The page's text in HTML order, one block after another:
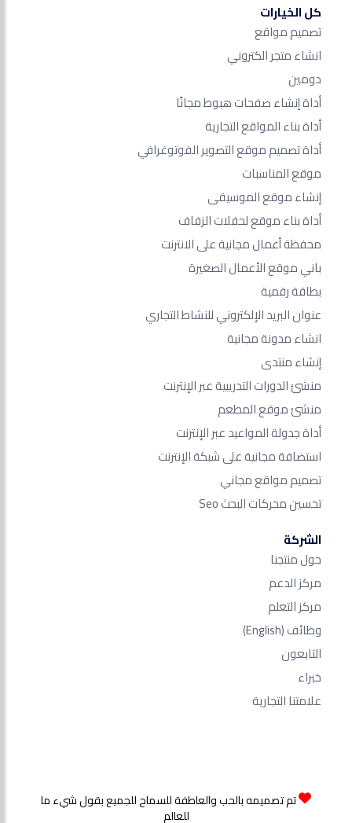
كل الخيارات
تصميم مواقع
انشاء متجر الكتروني
دومين
أداة إنشاء صفحات هبوط مجانًا
أداة بناء المواقع التجارية
أداة تصميم موقع التصوير الفوتوغرافي
موقع المناسبات
إنشاء موقع الموسيقى
أداة بناء موقع لحفلات الزفاف
محفظة أعمال مجانية على الانترنت
باني موقع الأعمال الصغيرة
بطاقة رقمية
عنوان البريد الإلكتروني للنشاط التجاري
انشاء مدونة مجانية
إنشاء منتدى
منشئ الدورات التدريبية عبر الإنترنت
منشئ موقع المطعم
أداة جدولة المواعيد عبر الإنترنت
استضافة مجانية على شبكة الإنترنت
تصميم مواقع مجاني
تحسين محركات البحث Seo​
الشركة
حول منتجنا
مركز الدعم
مركز التعلم
وظائف(English)
التابعون
خبراء
علامتنا التجارية
تم تصميمه بالحب والعاطفة للسماح للجميع بقول شيء ما
للعالم